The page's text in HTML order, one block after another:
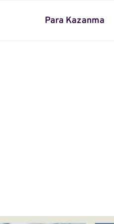
Para Kazanma